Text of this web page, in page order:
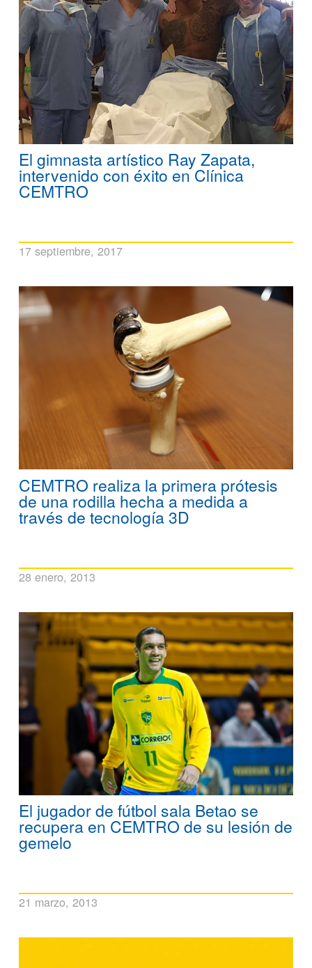
El gimnasta artístico Ray Zapata,
intervenido con éxito en Clínica
CEMTRO
17 septiembre, 2017
CEMTRO realiza la primera prótesis
de una rodilla hecha a medida a
través de tecnología 3D
28 enero, 2013
El jugador de fútbol sala Betao se
recupera en CEMTRO de su lesión de
gemelo
21 marzo, 2013